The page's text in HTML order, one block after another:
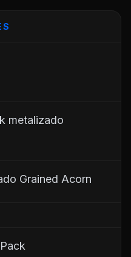
metalizado
Grained Acorn